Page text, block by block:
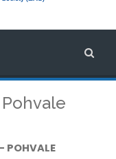
POHVALE